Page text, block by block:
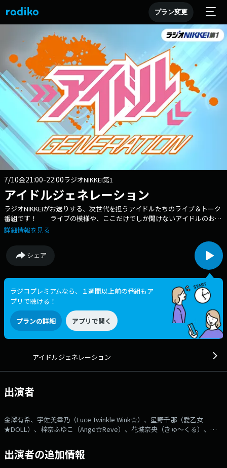
プラン変更
7/10金21:00-22:00ラジオNIKKEI第1
アイドルジェネレーション
ラジオNIKKEIがお送りする、次世代を担うアイドルたちのライブ＆トーク
番組です！ ライブの模様や、ここだけでしか聞けないアイドルのお話
をお届けしますので、ぜひぜひチェック！ 番組やライブの情報は、番組
ライブ・番組のご感想など、お待ちしています！
詳細情報を見る
シェア
ラジコプレミアムなら、１週間以上前の番組もア
プリで聴ける！
プランの詳細 アプリで開く
アイドルジェネレーション
出演者
金澤有希、宇佐美幸乃（Luce Twinkle Wink☆）、星野千那（愛乙女
★DOLL）、梓奈ふゆこ（Ange☆Reve）、花城奈央（きゅ～くる）、天
出演者の追加情報